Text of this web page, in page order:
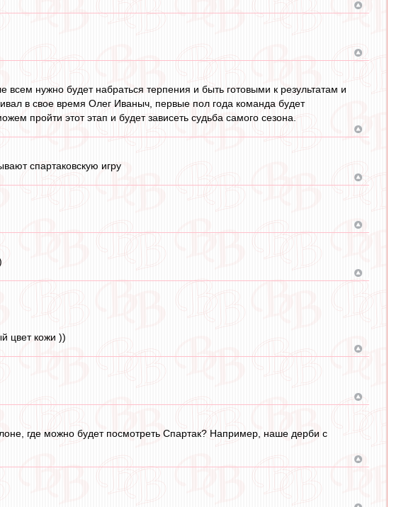
нужно будет набраться терпения и быть готовыми к результатам и
в свое время Олег Иваныч, первые пол года команда будет
пройти этот этап и будет зависеть судьба самого сезона.
спартаковскую игру
цвет кожи ))
где можно будет посмотреть Спартак? Например, наше дерби с